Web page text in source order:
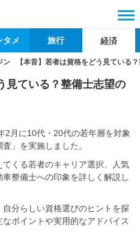
タメ 旅行 経済
ン 【本音】若者は資格をどう見ている
見ている？整備士志望の
2月に10代・20代の若年層を対象
」を実施しました。
くる若者のキャリア選択、人気
整備士への印象を詳しく解説し
分らしい資格選びのヒントを探
ポイントや実用的なアドバイス